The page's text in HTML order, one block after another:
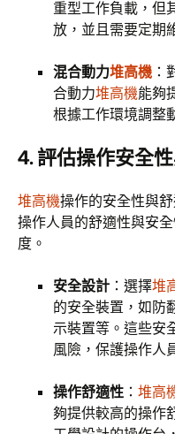
重型工作負載，但
放，並且需要定期
混合動力堆高機 ：
合動力堆高機能夠
根據工作環境調整
4. 評估操作安全
堆高機操作的安全性與
操作人員的舒適性與安
度。
安全設計 ：選擇堆
的安全裝置，如防
示裝置等。這些安
風險，保護操作人
操作舒適性 ： 堆高
夠提供較高的操作